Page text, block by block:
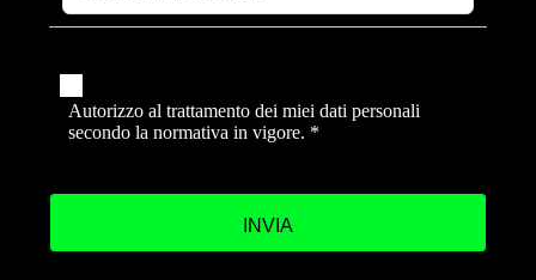
Autorizzo al trattamento dei miei dati personali
secondo la normativa in vigore. *
INVIA